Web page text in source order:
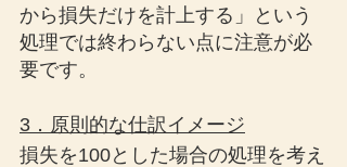
から損失だけを計上する」という
処理では終わらない点に注意が必
要です。
3．原則的な仕訳イメージ
損失を100とした場合の処理を考え